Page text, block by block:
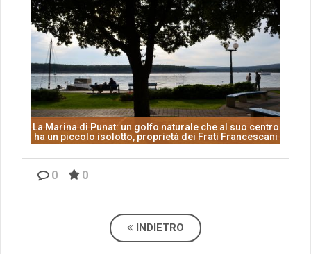
La Marina di Punat: un golfo naturale che al suo centro
ha un piccolo isolotto, proprietà dei Frati Francescani
0 0
INDIETRO